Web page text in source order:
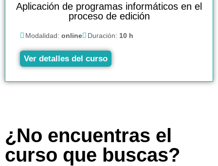
Aplicación de programas informáticos en el
proceso de edición
Modalidad: online Duración: 10 h
Ver detalles del curso
¿No encuentras el
curso que buscas?